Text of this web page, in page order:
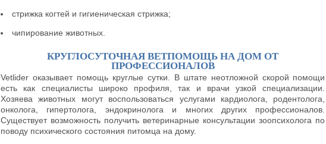
стрижка когтей и гигиеническая стрижка;
чипирование животных.
КРУГЛОСУТОЧНАЯ ВЕТПОМОЩЬ НА ДОМ ОТ
ПРОФЕССИОНАЛОВ
Vetlider оказывает помощь круглые сутки. В штате неотложной скорой помощи
есть как специалисты широко профиля, так и врачи узкой специализации.
Хозяева животных могут воспользоваться услугами кардиолога, родентолога,
онколога, гипертолога, эндокринолога и многих других профессионалов.
Существует возможность получить ветеринарные консультации зоопсихолога по
поводу психического состояния питомца на дому.